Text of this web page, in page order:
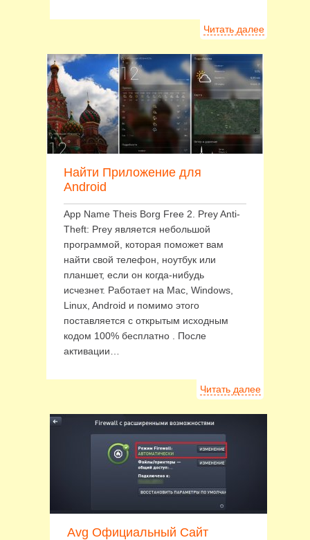
Читать далее
Найти Приложение для
Android
App Name Theis Borg Free 2. Prey Anti-
Theft: Prey является небольшой
программой, которая поможет вам
найти свой телефон, ноутбук или
планшет, если он когда-нибудь
исчезнет. Работает на Mac, Windows,
Linux, Android и помимо этого
поставляется с открытым исходным
кодом 100% бесплатно . После
активации…
Читать далее
Avg Официальный Сайт